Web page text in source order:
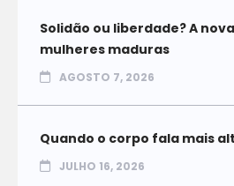
Solidão ou liberdade? A
mulheres maduras
AGOSTO 7, 2026
Quando o corpo fala mais
JULHO 16, 2026